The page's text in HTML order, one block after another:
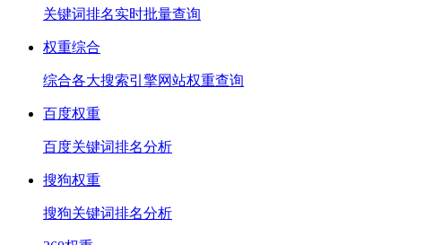
关键词排名实时批量查询
权重综合
综合各大搜索引擎网站权重查询
百度权重
百度关键词排名分析
搜狗权重
搜狗关键词排名分析